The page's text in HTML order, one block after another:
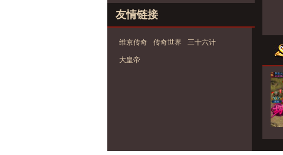
友情链接
维京传奇 传奇世界 三十六计
大皇帝